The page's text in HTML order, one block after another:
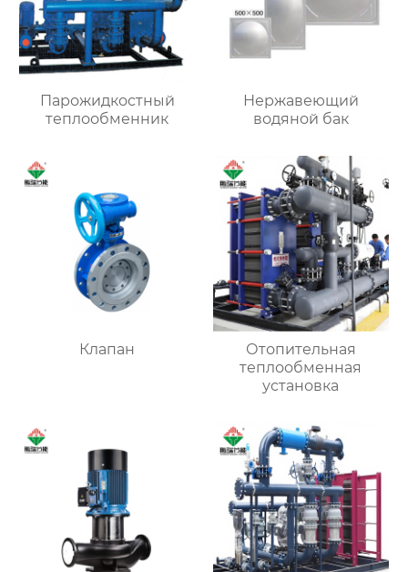
Парожидкостный
теплообменник
Нержавеющий
водяной бак
Клапан
Отопительная
теплообменная
установка